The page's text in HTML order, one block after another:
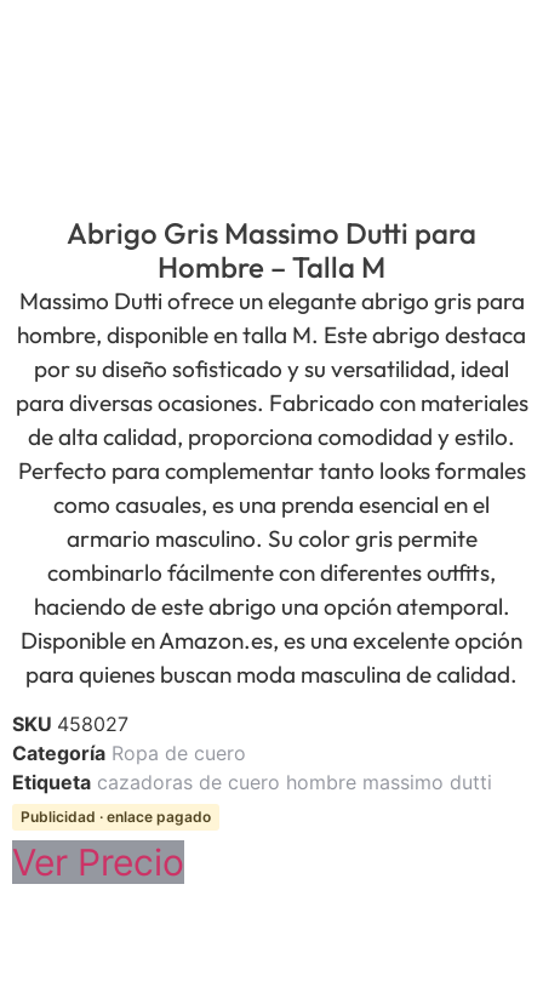
Abrigo Gris Massimo Dutti para
Hombre – Talla M
Massimo Dutti ofrece un elegante abrigo gris para
hombre, disponible en talla M. Este abrigo destaca
por su diseño sofisticado y su versatilidad, ideal
para diversas ocasiones. Fabricado con materiales
de alta calidad, proporciona comodidad y estilo.
Perfecto para complementar tanto looks formales
como casuales, es una prenda esencial en el
armario masculino. Su color gris permite
combinarlo fácilmente con diferentes outfits,
haciendo de este abrigo una opción atemporal.
Disponible en Amazon.es, es una excelente opción
para quienes buscan moda masculina de calidad.
SKU 458027
Categoría Ropa de cuero
Etiqueta cazadoras de cuero hombre massimo dutti
Publicidad · enlace pagado
Ver Precio